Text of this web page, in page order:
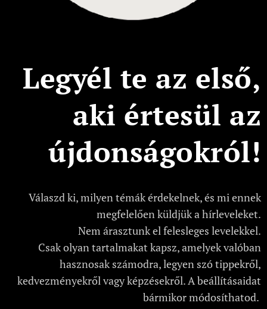
Legyél te az első,
aki értesül az
újdonságokról!
Válaszd ki, milyen témák érdekelnek, és mi ennek
megfelelően küldjük a hírleveleket.
Nem árasztunk el felesleges levelekkel.
Csak olyan tartalmakat kapsz, amelyek valóban
hasznosak számodra, legyen szó tippekről,
kedvezményekről vagy képzésekről. A beállításaidat
bármikor módosíthatod.